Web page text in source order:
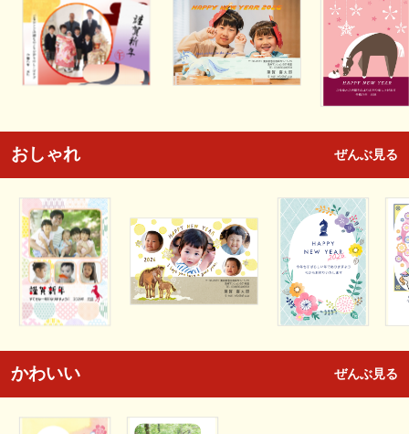
おしゃれ ぜんぶ見る
かわいい ぜんぶ見る